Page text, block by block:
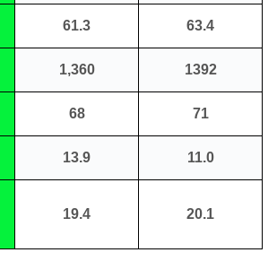
61.3 63.4
1,360 1392
68 71
13.9 11.0
19.4 20.1